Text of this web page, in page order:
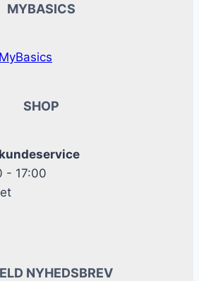
MYBASICS
SHOP
- 17:00
NYHEDSBREV